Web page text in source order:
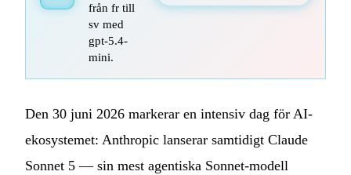
från fr till
sv med
gpt-5.4-
mini.
Den 30 juni 2026 markerar en intensiv dag för AI-
ekosystemet: Anthropic lanserar samtidigt Claude
Sonnet 5 — sin mest agentiska Sonnet-modell